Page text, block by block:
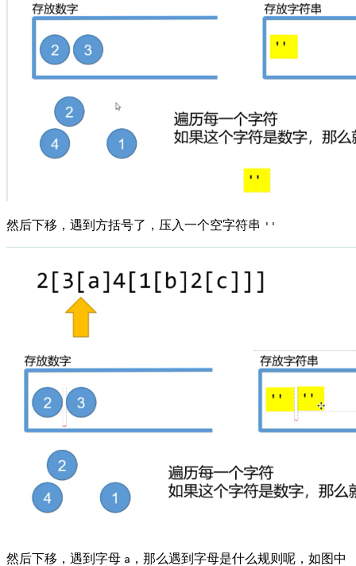
然后下移，遇到方括号了，压入一个空字符串 ''
然后下移，遇到字母 a ，那么遇到字母是什么规则呢，如图中